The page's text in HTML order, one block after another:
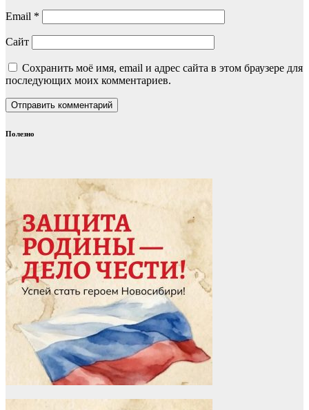
Email *
Сайт
Сохранить моё имя, email и адрес сайта в этом браузере для
последующих моих комментариев.
Полезно